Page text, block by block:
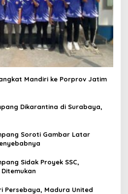
Mandiri ke Porprov Jatim
Dikarantina di Surabaya,
Soroti Gambar Latar
Sidak Proyek SSC,
Persebaya, Madura United